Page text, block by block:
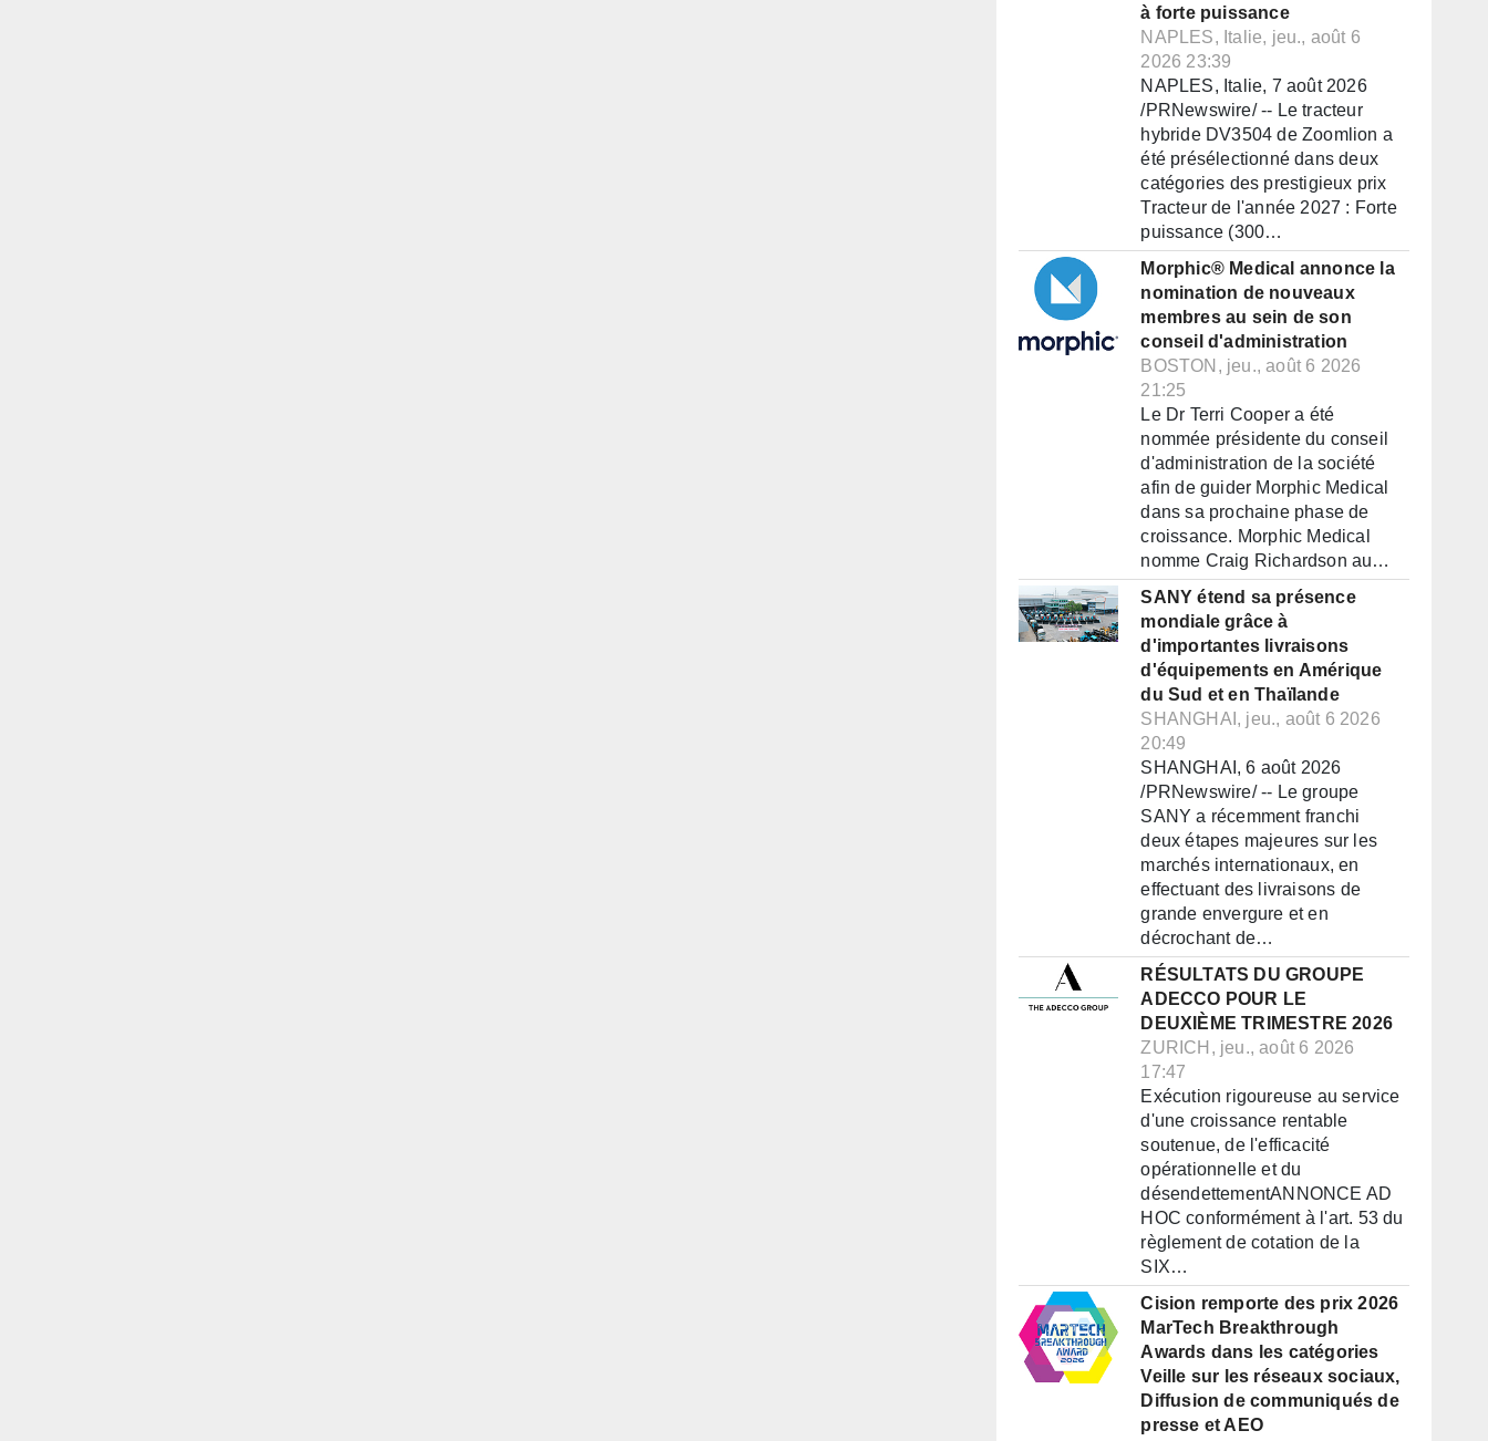
à forte puissance
NAPLES, Italie, jeu., août 6
2026 23:39
NAPLES, Italie, 7 août 2026
/PRNewswire/ -- Le tracteur
hybride DV3504 de Zoomlion a
été présélectionné dans deux
catégories des prestigieux prix
Tracteur de l'année 2027 : Forte
puissance (300…
Morphic® Medical annonce la
nomination de nouveaux
membres au sein de son
conseil d'administration
BOSTON, jeu., août 6 2026
21:25
Le Dr Terri Cooper a été
nommée présidente du conseil
d'administration de la société
afin de guider Morphic Medical
dans sa prochaine phase de
croissance. Morphic Medical
nomme Craig Richardson au…
SANY étend sa présence
mondiale grâce à
d'importantes livraisons
d'équipements en Amérique
du Sud et en Thaïlande
SHANGHAI, jeu., août 6 2026
20:49
SHANGHAI, 6 août 2026
/PRNewswire/ -- Le groupe
SANY a récemment franchi
deux étapes majeures sur les
marchés internationaux, en
effectuant des livraisons de
grande envergure et en
décrochant de…
RÉSULTATS DU GROUPE
ADECCO POUR LE
DEUXIÈME TRIMESTRE 2026
ZURICH, jeu., août 6 2026
17:47
Exécution rigoureuse au service
d'une croissance rentable
soutenue, de l'efficacité
opérationnelle et du
désendettementANNONCE AD
HOC conformément à l'art. 53 du
règlement de cotation de la
SIX…
Cision remporte des prix 2026
MarTech Breakthrough
Awards dans les catégories
Veille sur les réseaux sociaux,
Diffusion de communiqués de
presse et AEO